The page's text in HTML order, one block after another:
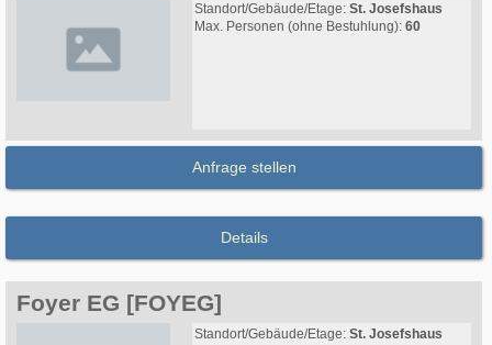
Standort/Gebäude/Etage: St. Josefshaus
Max. Personen (ohne Bestuhlung): 60
Anfrage stellen
Details
Foyer EG [FOYEG]
Standort/Gebäude/Etage: St. Josefshaus